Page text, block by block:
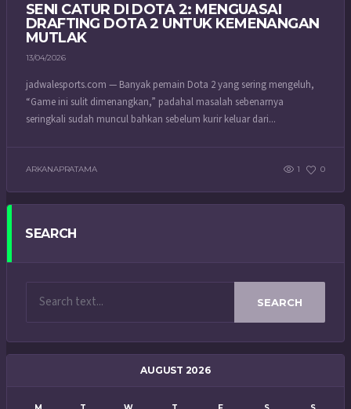
SENI CATUR DI DOTA 2: MENGUASAI
DRAFTING DOTA 2 UNTUK KEMENANGAN
MUTLAK
13/04/2026
jadwalesports.com — Banyak pemain Dota 2 yang sering mengeluh,
“Game ini sulit dimenangkan,” padahal masalah sebenarnya
seringkali sudah muncul bahkan sebelum kurir keluar dari...
ARKANAPRATAMA 1 0
SEARCH
SEARCH
AUGUST 2026